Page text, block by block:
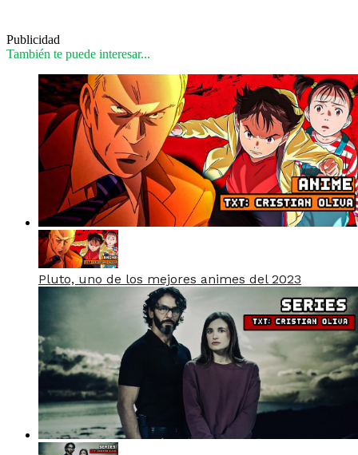
Publicidad
También te puede interesar...
Pluto, uno de los mejores animes del 2023